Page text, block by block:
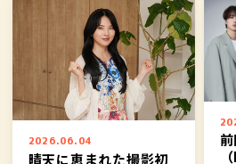
2026.06.04
晴天に恵まれた撮影初